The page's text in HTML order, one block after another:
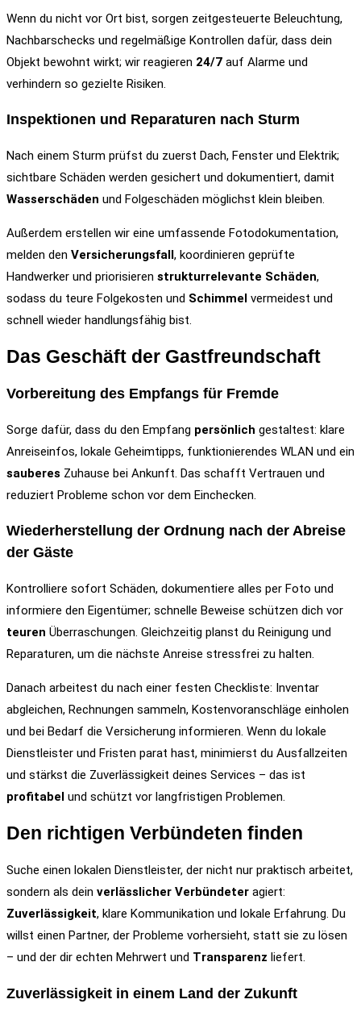
Wenn du nicht vor Ort bist, sorgen zeitgesteuerte Beleuchtung,
Nachbarschecks und regelmäßige Kontrollen dafür, dass dein
Objekt bewohnt wirkt; wir reagieren 24/7 auf Alarme und
verhindern so gezielte Risiken.
Inspektionen und Reparaturen nach Sturm
Nach einem Sturm prüfst du zuerst Dach, Fenster und Elektrik;
sichtbare Schäden werden gesichert und dokumentiert, damit
Wasserschäden und Folgeschäden möglichst klein bleiben.
Außerdem erstellen wir eine umfassende Fotodokumentation,
melden den Versicherungsfall, koordinieren geprüfte
Handwerker und priorisieren strukturrelevante Schäden,
sodass du teure Folgekosten und Schimmel vermeidest und
schnell wieder handlungsfähig bist.
Das Geschäft der Gastfreundschaft
Vorbereitung des Empfangs für Fremde
Sorge dafür, dass du den Empfang persönlich gestaltest: klare
Anreiseinfos, lokale Geheimtipps, funktionierendes WLAN und ein
sauberes Zuhause bei Ankunft. Das schafft Vertrauen und
reduziert Probleme schon vor dem Einchecken.
Wiederherstellung der Ordnung nach der Abreise
der Gäste
Kontrolliere sofort Schäden, dokumentiere alles per Foto und
informiere den Eigentümer; schnelle Beweise schützen dich vor
teuren Überraschungen. Gleichzeitig planst du Reinigung und
Reparaturen, um die nächste Anreise stressfrei zu halten.
Danach arbeitest du nach einer festen Checkliste: Inventar
abgleichen, Rechnungen sammeln, Kostenvoranschläge einholen
und bei Bedarf die Versicherung informieren. Wenn du lokale
Dienstleister und Fristen parat hast, minimierst du Ausfallzeiten
und stärkst die Zuverlässigkeit deines Services – das ist
profitabel und schützt vor langfristigen Problemen.
Den richtigen Verbündeten finden
Suche einen lokalen Dienstleister, der nicht nur praktisch arbeitet,
sondern als dein verlässlicher Verbündeter agiert:
Zuverlässigkeit, klare Kommunikation und lokale Erfahrung. Du
willst einen Partner, der Probleme vorhersieht, statt sie zu lösen
– und der dir echten Mehrwert und Transparenz liefert.
Zuverlässigkeit in einem Land der Zukunft